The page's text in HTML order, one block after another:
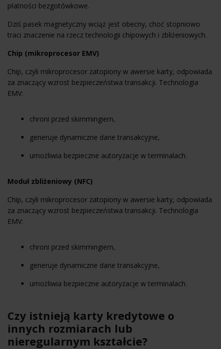
płatności bezgotówkowe.
Dziś pasek magnetyczny wciąż jest obecny, choć stopniowo
traci znaczenie na rzecz technologii chipowych i zbliżeniowych.
Chip (mikroprocesor EMV)
Chip, czyli mikroprocesor zatopiony w awersie karty, odpowiada
za znaczący wzrost bezpieczeństwa transakcji. Technologia
EMV:
chroni przed skimmingiem,
generuje dynamiczne dane transakcyjne,
umożliwia bezpieczne autoryzacje w terminalach.
Moduł zbliżeniowy (NFC)
Chip, czyli mikroprocesor zatopiony w awersie karty, odpowiada
za znaczący wzrost bezpieczeństwa transakcji. Technologia
EMV:
chroni przed skimmingiem,
generuje dynamiczne dane transakcyjne,
umożliwia bezpieczne autoryzacje w terminalach.
Czy istnieją karty kredytowe o
innych rozmiarach lub
nieregularnym kształcie?